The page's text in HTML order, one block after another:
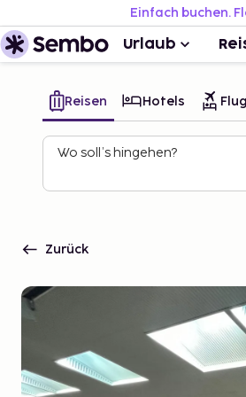
Einfach buchen.
Urlaub
Reisen Hotels
Wo soll’s hingehen?
Zurück